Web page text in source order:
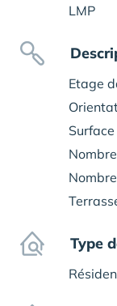
LMP
Etage
Surface
Type